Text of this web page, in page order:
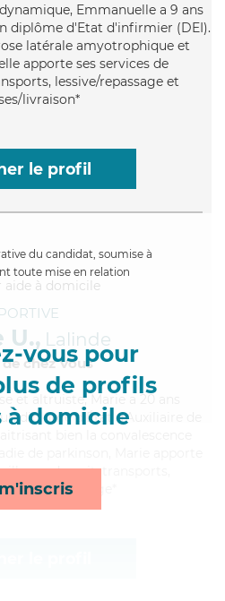
Emmanuelle a 9 ans
diplôme d'Etat d'infirmier (DEI).
latérale amyotrophique et
apporte ses services de
lessive/repassage et
livraison*
le profil
du candidat, soumise à
toute mise en relation
vous pour
de profils
à domicile
U., Lalinde
chez Vous
et altruiste, Marie a 20 ans
diplôme d'État d'Auxiliaire de
de nuit, transports,
et ménage*